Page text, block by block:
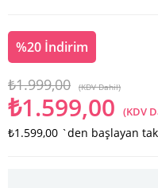
%20 İndirim
₺1.999,00 (KDV Dahil)
₺1.599,00 (KDV
₺1.599,00 `den başlayan